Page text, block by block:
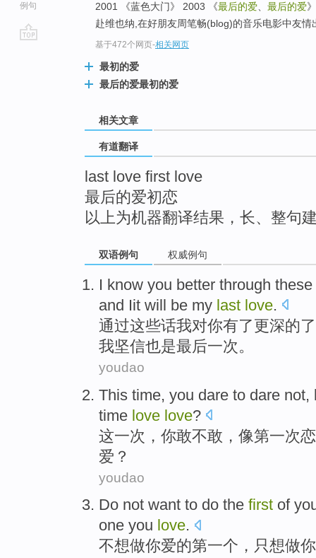
例句
2001 《蓝色大门》 2003 《最后的爱 最后的爱
赴维也纳,在好朋友周笔畅(blog)的音乐电影中友情
基于472个网页-相关网页
最初的爱
最后的爱最初的爱
相关文章
有道翻译
last love first love
最后的爱初恋
以上为机器翻译结果，长、整句
双语例句 权威例句
I know you better through these
and Iit will be my last love.
通过这些话我对你有了更深的
我坚信也是最后一次。
youdao
This time, you dare to dare not,
time love love?
这一次 ， 你敢不敢， 像第一次
爱？
youdao
Do not want to do the first of
one you love.
不想做你爱的第一个， 只想做你